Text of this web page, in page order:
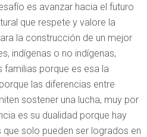
es avanzar hacia el futuro
que respete y valore la
la construcción de un mejor
indígenas o no indígenas,
familias porque es esa la
las diferencias entre
sostener una lucha, muy por
es su dualidad porque hay
solo pueden ser logrados en